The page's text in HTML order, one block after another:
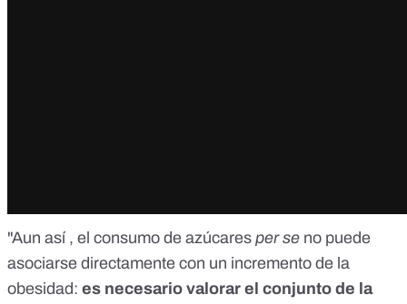
"Aun así , el consumo de azúcares per se no puede
asociarse directamente con un incremento de la
obesidad: es necesario valorar el conjunto de la